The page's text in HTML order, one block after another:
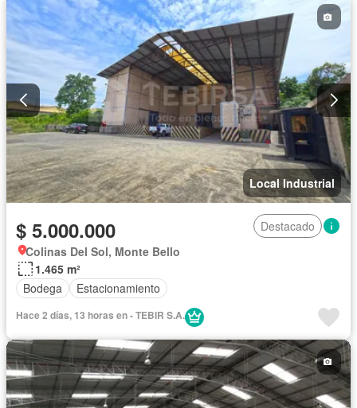
Local Industrial
$ 5.000.000
Destacado
Colinas Del Sol, Monte Bello
1.465 m²
Bodega
Estacionamiento
Hace 2 días, 13 horas en - TEBIR S.A.